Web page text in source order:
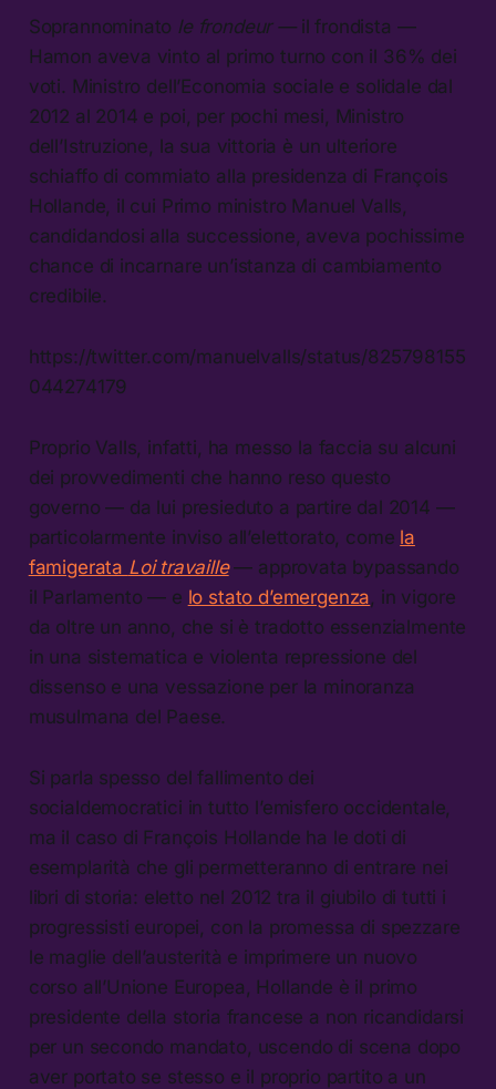
Soprannominato le frondeur —il frondista —
Hamon aveva vinto al primo turno con il 36% dei
voti. Ministro dell’Economia sociale e solidale dal
2012 al 2014 e poi, per pochi mesi, Ministro
dell’Istruzione, la sua vittoria è un ulteriore
schiaffo di commiato alla presidenza di François
Hollande, il cui Primo ministro Manuel Valls,
candidandosi alla successione, aveva pochissime
chance di incarnare un’istanza di cambiamento
credibile.
https://twitter.com/manuelvalls/status/825798155
044274179
Proprio Valls, infatti, ha messo la faccia su alcuni
dei provvedimenti che hanno reso questo
governo — da lui presieduto a partire dal 2014 —
particolarmente inviso all’elettorato, come la
famigerata Loi travaille— approvata bypassando
il Parlamento — e lo stato d’emergenza , in vigore
da oltre un anno, che si è tradotto essenzialmente
in una sistematica e violenta repressione del
dissenso e una vessazione per la minoranza
musulmana del Paese.
Si parla spesso del fallimento dei
socialdemocratici in tutto l’emisfero occidentale,
ma il caso di François Hollande ha le doti di
esemplarità che gli permetteranno di entrare nei
libri di storia: eletto nel 2012 tra il giubilo di tutti i
progressisti europei, con la promessa di spezzare
le maglie dell’austerità e imprimere un nuovo
corso all’Unione Europea, Hollande è il primo
presidente della storia francese a non ricandidarsi
per un secondo mandato, uscendo di scena dopo
aver portato se stesso e il proprio partito a un